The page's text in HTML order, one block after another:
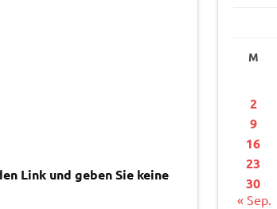
Link und geben Sie keine
M
2
9
16
23
30
« Sep.